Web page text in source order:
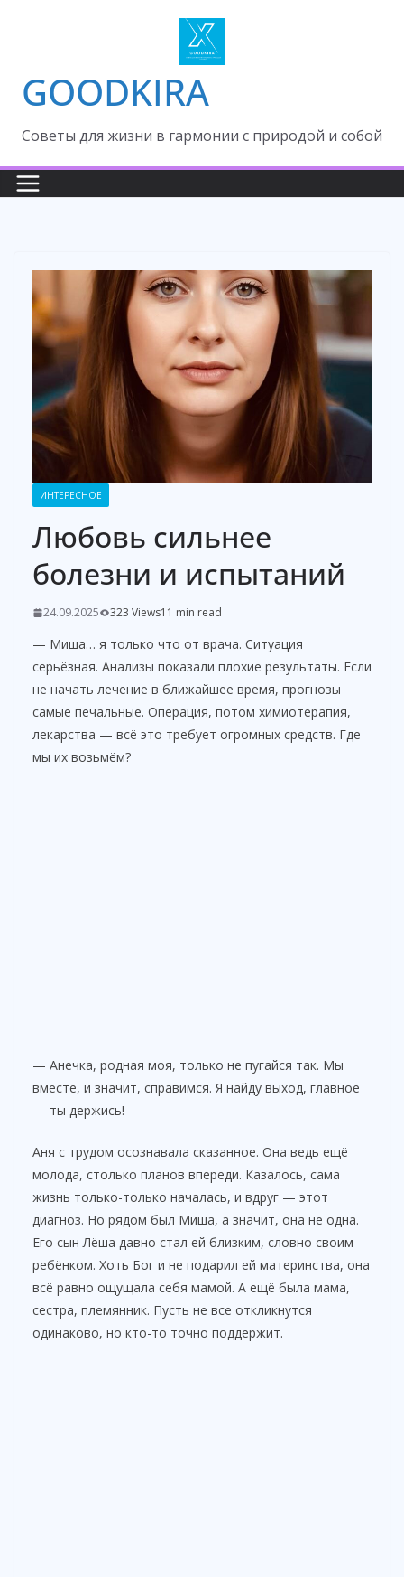
GOODKIRA
Cоветы для жизни в гармонии с природой и собой
ИНТЕРЕСНОЕ
Любовь сильнее
болезни и испытаний
24.09.2025 323 Views11 min read
— Миша… я только что от врача. Ситуация
серьёзная. Анализы показали плохие результаты. Если
не начать лечение в ближайшее время, прогнозы
самые печальные. Операция, потом химиотерапия,
лекарства — всё это требует огромных средств. Где
мы их возьмём?
— Анечка, родная моя, только не пугайся так. Мы
вместе, и значит, справимся. Я найду выход, главное
— ты держись!
Аня с трудом осознавала сказанное. Она ведь ещё
молода, столько планов впереди. Казалось, сама
жизнь только-только началась, и вдруг — этот
диагноз. Но рядом был Миша, а значит, она не одна.
Его сын Лёша давно стал ей близким, словно своим
ребёнком. Хоть Бог и не подарил ей материнства, она
всё равно ощущала себя мамой. А ещё была мама,
сестра, племянник. Пусть не все откликнутся
одинаково, но кто-то точно поддержит.